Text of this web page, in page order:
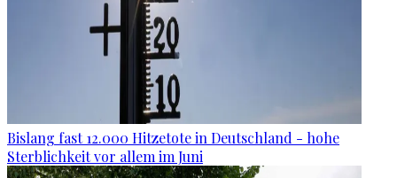
Bislang fast 12.000 Hitzetote in Deutschland - hohe
Sterblichkeit vor allem im Juni